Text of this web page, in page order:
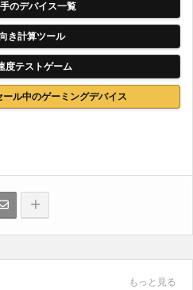
のデバイス一覧
き計算ツール
度テストゲーム
ル中のゲーミングデバイス
もっと見る